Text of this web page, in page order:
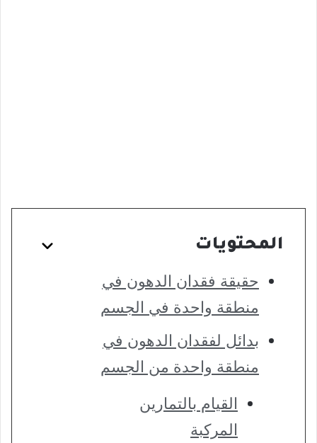
المحتويات
حقيقة فقدان الدهون في
منطقة واحدة في الجسم
بدائل لفقدان الدهون في
منطقة واحدة من الجسم
القيام بالتمارين
المركبة